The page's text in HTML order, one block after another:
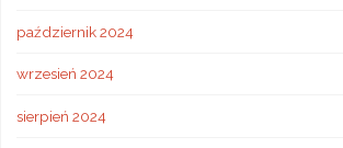
październik 2024
wrzesień 2024
sierpień 2024